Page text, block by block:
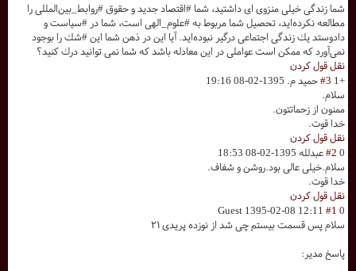
شما زندگی خيلی منزوی ای داشتيد، شما #اقتصاد جديد و حقوق #روابط_بین‌المللی را
مطالعه نکرده‌اید، تحصيل شما مربوط به #علوم_الهی است، شما در #سياست و
دادوستد يك زندگی اجتماعی درگير نبوده‌ايد. آيا اين در ذهن شما اين #شك را بوجود
نمی‌آورد كه ممكن است عواملی در اين معادله باشد كه شما نمی توانيد درك كنيد؟
نقل قول کردن
+1
#3حمید م. 1395-02-08 19:16
سلام.
ممنون از زحماتتون.
خدا قوت.
نقل قول کردن
0
#2عبدلله 1395-02-08 18:53
سلام.خیلی عالی بود.روشن و شفاف.
خدا قوت.
نقل قول کردن
0
#1
Guest 1395-02-08 12:11
سلام پس قسمت بیستم چی شد از نوزده پریدی ۲۱
پاسخ مدیر: